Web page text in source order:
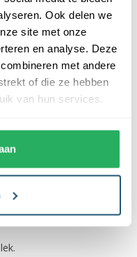
Ook delen we
site met onze
en analyse. Deze
met andere
of die ze hebben
van hun services.
All-Floor Tree
kruisvormige basis.
uit de doos en